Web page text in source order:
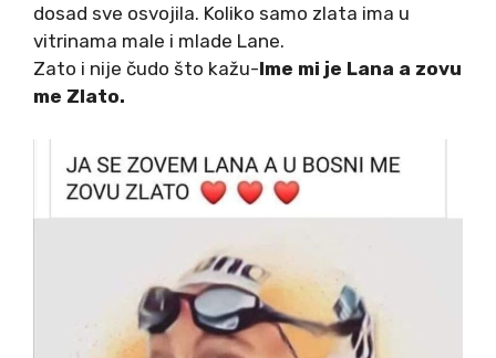
dosad sve osvojila. Koliko samo zlata ima u
vitrinama male i mlade Lane.
Zato i nije čudo što kažu-Ime mi je Lana a zovu
me Zlato.